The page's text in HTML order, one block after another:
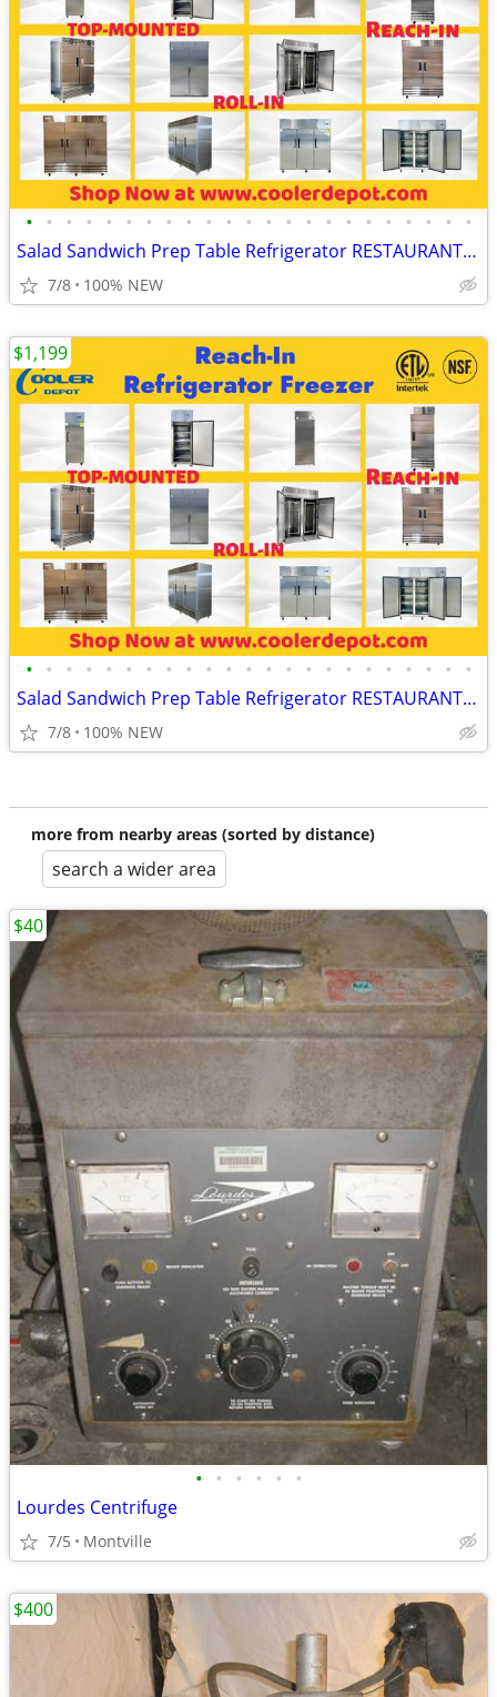
• • • • • • • • • • • • • • • • • • • • • • •
Salad Sandwich Prep Table Refrigerator RESTAURANT EQUIPMENT More photo
7/8 100% NEW
• • • • • • • • • • • • • • • • • • • • • • •
Salad Sandwich Prep Table Refrigerator RESTAURANT EQUIPMENT More photo
7/8 100% NEW
$1,199
more from nearby areas (sorted by distance)
search a wider area
• • • • • •
Lourdes Centrifuge
7/5 Montville
$40
$400